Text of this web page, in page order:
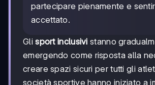
partecipare pienamente e
accettato.
Glisport inclusivi stanno
emergendo come risposta alla
creare spazi sicuri per tutti gli
società sportive hanno iniziato a